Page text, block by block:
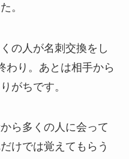
。
の人が名刺交換をし
わり。あとは相手から
がちです。
ら多くの人に会って
けでは覚えてもらう